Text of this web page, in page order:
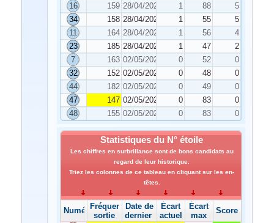
16
159 28/04/2023 1 88
5
34
158 28/04/2023 1 55
5
11
164 28/04/2023 1 56
4
23
185 28/04/2023 1 47
2
7
163 02/05/2023 0 52
0
32
152 02/05/2023 0 48
0
44
182 02/05/2023 0 49
0
47
147 02/05/2023 0 83
0
48
155 02/05/2023 0 83 0
Statistiques du N° étoile
Les chiffres en surbrillance sont de bons candidats au
regard de leur historique.
Triez les colonnes de ce tableau en cliquant sur les en-
têtes.
NuméroFréquence de
sortie
Date de
dernier tirage
Écart
actuel
Écart
max
Score